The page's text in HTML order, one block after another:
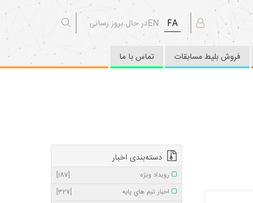
FA
ENدر حال بروز رسانی
فروش بلیط مسابقات تماس با ما
دسته‌بندی اخبار
رویداد ویژه
[187]
اخبار تيم هاي پايه
[327]